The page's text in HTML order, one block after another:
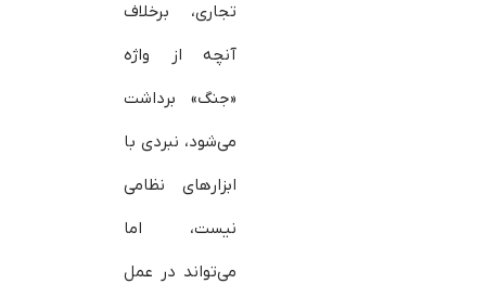
تجاری، برخلاف
آنچه از واژه
«جنگ» برداشت
می‌شود، نبردی با
ابزارهای نظامی
نیست، اما
می‌تواند در عمل